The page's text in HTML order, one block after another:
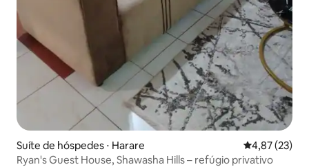
Suíte de hóspedes ⋅ Harare 4,87 de uma
4,87 (23)
Ryan's Guest House, Shawasha Hills – refúgio privativo